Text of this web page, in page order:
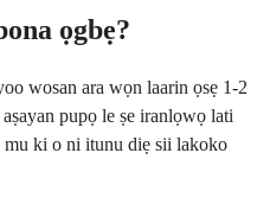
ọgbẹ?
wosan ara wọn laarin ọsẹ 1-2
pupọ le ṣe iranlọwọ lati
ki o ni itunu diẹ sii lakoko